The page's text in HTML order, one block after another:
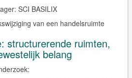
SCI BASILIX
van een handelsruimte
structurerende ruimten,
belang